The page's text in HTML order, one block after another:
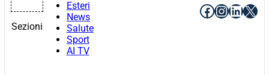
Sezioni
Esteri
News
Salute
Sport
AI TV
Facebook
X